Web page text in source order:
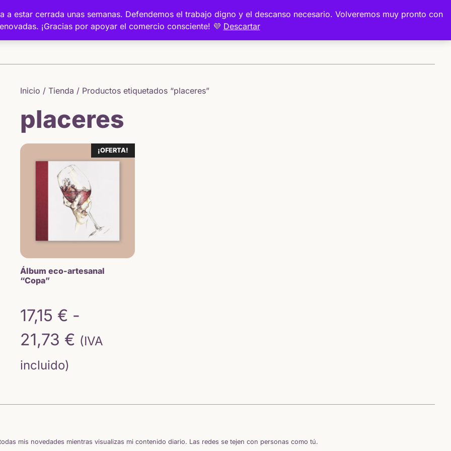
a estar cerrada unas semanas. Defendemos el trabajo digno y el descanso necesario. Volveremos muy pronto con
¡Gracias por apoyar el comercio consciente! 💜 Descartar
Inicio Sobre mí
Inicio / Tienda / Productos etiquetados “placeres”
placeres
¡OFERTA!
Álbum eco-artesanal
“Copa”
17,15 € -
21,73 € Rango
17,15 €
(IVA
incluido)
mis novedades mientras visualizas mi contenido diario. Las redes se tejen con personas como tú.